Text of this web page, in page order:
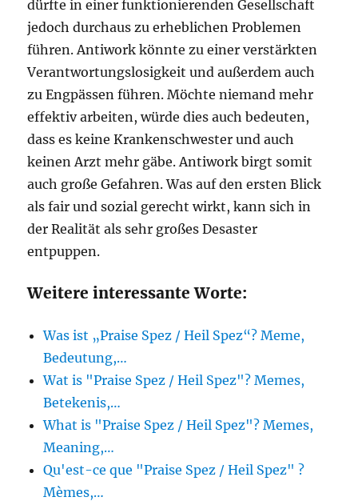
dürfte in einer funktionierenden Gesellschaft
jedoch durchaus zu erheblichen Problemen
führen. Antiwork könnte zu einer verstärkten
Verantwortungslosigkeit und außerdem auch
zu Engpässen führen. Möchte niemand mehr
effektiv arbeiten, würde dies auch bedeuten,
dass es keine Krankenschwester und auch
keinen Arzt mehr gäbe. Antiwork birgt somit
auch große Gefahren. Was auf den ersten Blick
als fair und sozial gerecht wirkt, kann sich in
der Realität als sehr großes Desaster
entpuppen.
Weitere interessante Worte:
Was ist „Praise Spez / Heil Spez“? Meme,
Bedeutung,…
Wat is "Praise Spez / Heil Spez"? Memes,
Betekenis,…
What is "Praise Spez / Heil Spez"? Memes,
Meaning,…
Qu'est-ce que "Praise Spez / Heil Spez" ?
Mèmes,…